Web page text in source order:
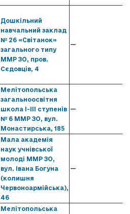
Дошкільний
навчальний заклад
№ 26 «Світанок»
загального типу
ММР ЗО, пров.
Сєдовців, 4
—
Мелітопольська
загальноосвітня
школа І-ІІІ ступенів
№ 6 ММР ЗО, вул.
Монастирська, 185
—
Мала академія
наук учнівської
молоді ММР ЗО,
вул. Івана Богуна
(колишня
Червоноармійська),
46
—
Мелітопольська